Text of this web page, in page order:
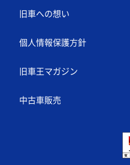
旧車への想い
個人情報保護方針
旧車王マガジン
中古車販売